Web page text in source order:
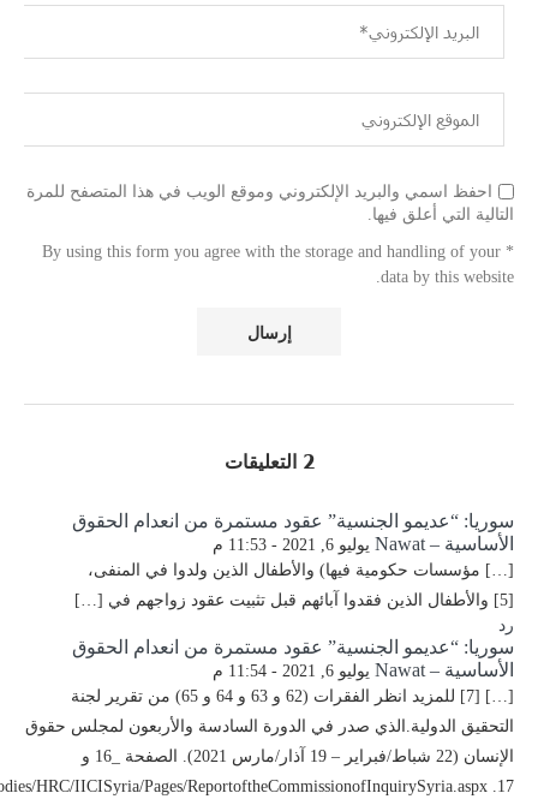
احفظ اسمي والبريد الإلكتروني وموقع الويب في هذا المتصفح للمرة
التالية التي أعلق فيها.
* By using this form you agree with the storage and handling of your
data by this website.
2 التعليقات
سوريا: “عديمو الجنسية” عقود مستمرة من انعدام الحقوق
الأساسية – Nawat
يوليو 6, 2021 - 11:53 م
[…] مؤسسات حكومية فيها) والأطفال الذين ولدوا في المنفى،
[5] والأطفال الذين فقدوا آبائهم قبل تثبيت عقود زواجهم في […]
رد
سوريا: “عديمو الجنسية” عقود مستمرة من انعدام الحقوق
الأساسية – Nawat
يوليو 6, 2021 - 11:54 م
[…] [7] للمزيد انظر الفقرات (62 و 63 و 64 و 65) من تقرير لجنة
التحقيق الدولية.الذي صدر في الدورة السادسة والأربعون لمجلس حقوق
الإنسان (22 شباط/فبراير – 19 آذار/مارس 2021). الصفحة _16 و
HRC/IICISyria/Pages/ReportoftheCommissionofInquirySyria.aspx